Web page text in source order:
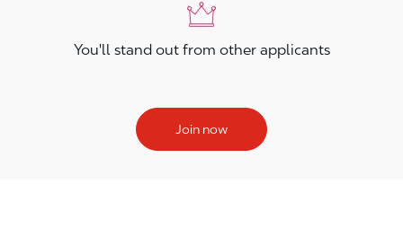
You'll stand out from other applicants
Join now